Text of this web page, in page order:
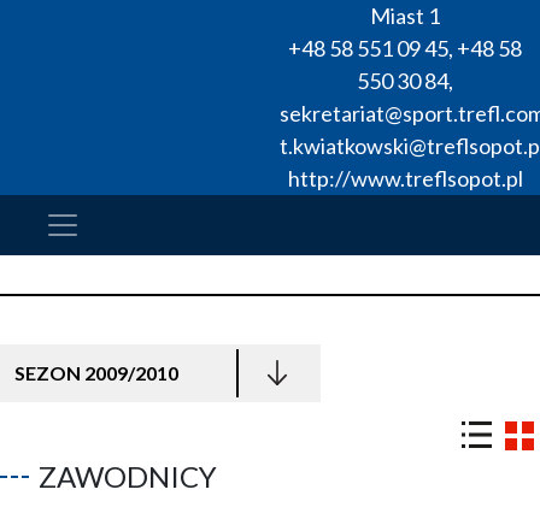
Miast 1
+48 58 551 09 45, +48 58
550 30 84,
http://www.treflsopot.pl
SEZON 2009/2010
ZAWODNICY